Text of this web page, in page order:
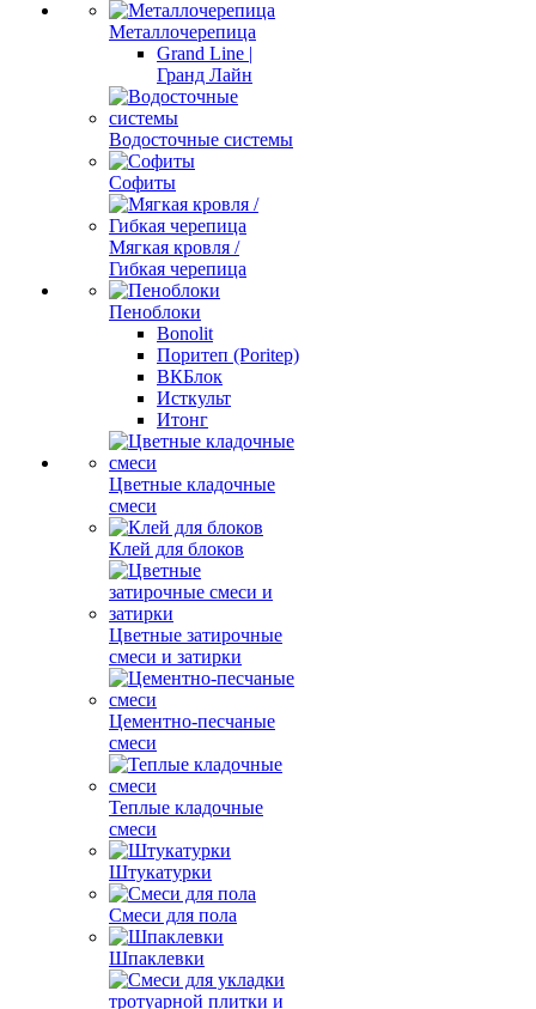
Металлочерепица
Grand Line |
Гранд Лайн
Водосточные системы
Софиты
Мягкая кровля /
Гибкая черепица
Пеноблоки
Bonolit
Поритеп (Poritep)
ВКБлок
Исткульт
Итонг
Цветные кладочные
смеси
Клей для блоков
Цветные затирочные
смеси и затирки
Цементно-песчаные
смеси
Теплые кладочные
смеси
Штукатурки
Смеси для пола
Шпаклевки